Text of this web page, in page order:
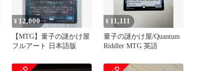
¥ 12,000
【MTG】量子の謎かけ屋
フルアート 日本語版
¥ 11,111
量子の謎かけ屋/Quantum
Riddler MTG 英語